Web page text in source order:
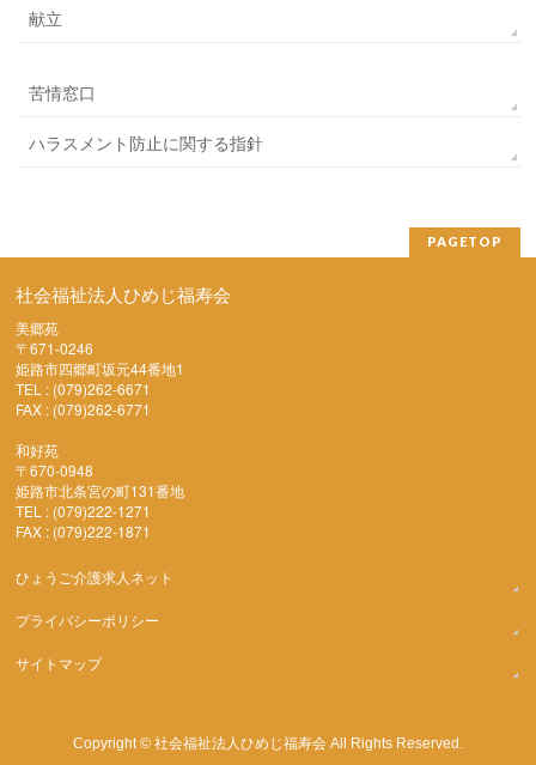
献立
苦情窓口
ハラスメント防止に関する指針
PAGETOP
社会福祉法人ひめじ福寿会
美郷苑
〒671-0246
姫路市四郷町坂元44番地1
TEL : (079)262-6671
FAX : (079)262-6771
和好苑
〒670-0948
姫路市北条宮の町131番地
TEL : (079)222-1271
FAX : (079)222-1871
ひょうご介護求人ネット
プライバシーポリシー
サイトマップ
Copyright © 社会福祉法人ひめじ福寿会All Rights Reserved.